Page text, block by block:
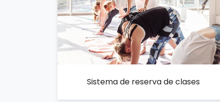
Sistema de reserva de clases